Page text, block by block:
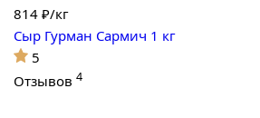
814 ₽/кг
Сыр Гурман Сармич 1 кг
5
Отзывов 4